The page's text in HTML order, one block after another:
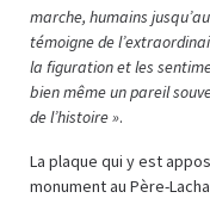
marche, humains
témoigne de
la figuration et les
bien même un pareil
de l’histoire ».
La plaque qui y est
monument au Père-